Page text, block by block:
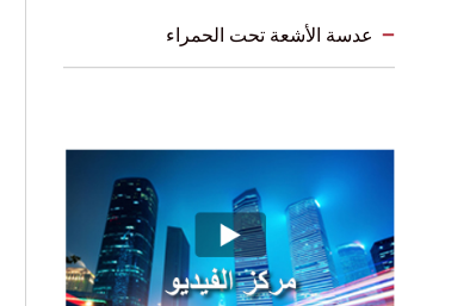
عدسة الأشعة تحت الحمراء